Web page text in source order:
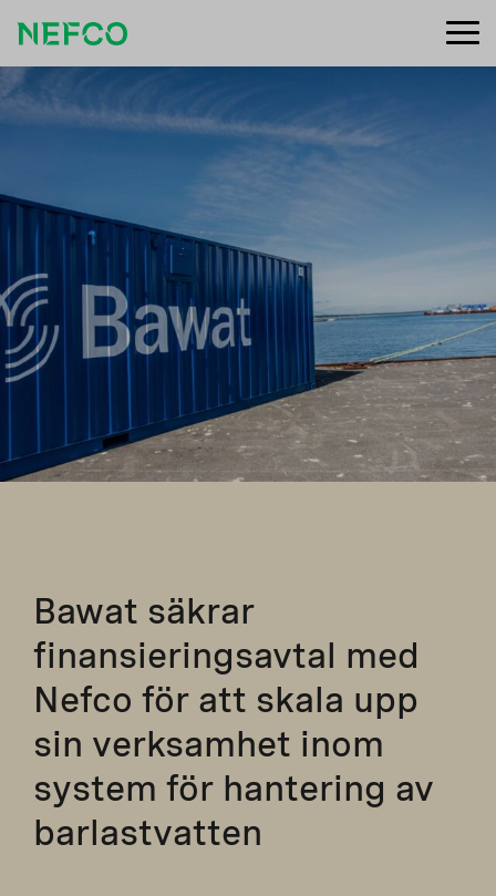
Bawat säkrar
finansieringsavtal med
Nefco för att skala upp
sin verksamhet inom
system för hantering av
barlastvatten